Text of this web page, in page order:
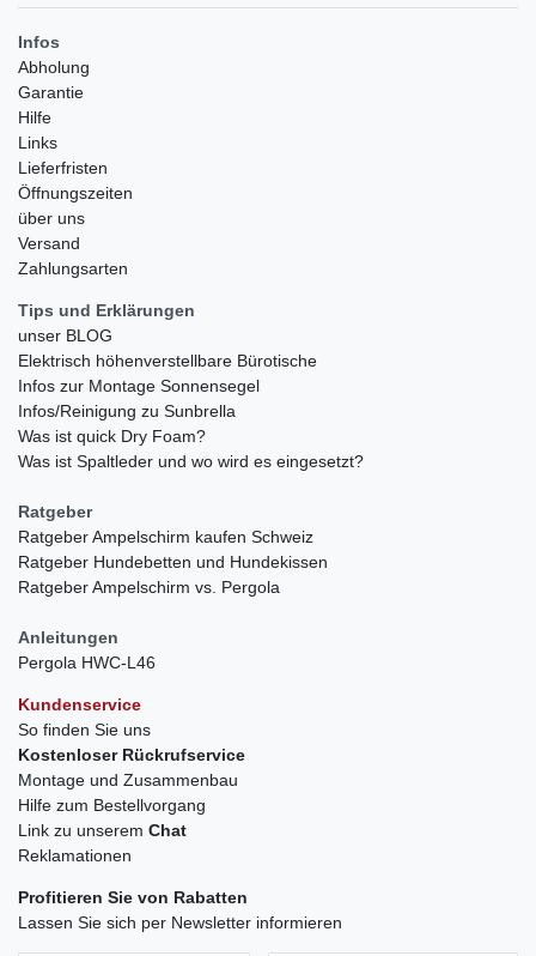
Infos
Abholung
Garantie
Hilfe
Links
Lieferfristen
Öffnungszeiten
über uns
Versand
Zahlungsarten
Tips und Erklärungen
unser BLOG
Elektrisch höhenverstellbare Bürotische
Infos zur Montage Sonnensegel
Infos/Reinigung zu Sunbrella
Was ist quick Dry Foam?
Was ist Spaltleder und wo wird es eingesetzt?
Ratgeber
Ratgeber Ampelschirm kaufen Schweiz
Ratgeber Hundebetten und Hundekissen
Ratgeber Ampelschirm vs. Pergola
Anleitungen
Pergola HWC-L46
Kundenservice
So finden Sie uns
Kostenloser Rückrufservice
Montage und Zusammenbau
Hilfe zum Bestellvorgang
Link zu unserem Chat
Reklamationen
Profitieren Sie von Rabatten
Lassen Sie sich per Newsletter informieren